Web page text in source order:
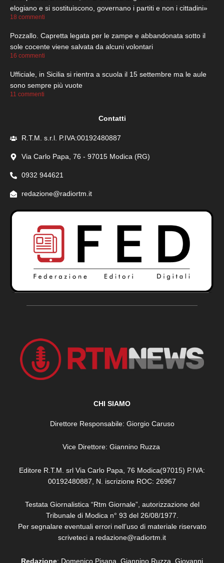
elogiano e si sostituiscono, governano i partiti e non i cittadini»
18 commenti
Pozzallo. Capretta legata per le zampe e abbandonata sotto il
sole cocente viene salvata da alcuni volontari
16 commenti
Ufficiale, in Sicilia si rientra a scuola il 15 settembre ma le aule
sono sempre più vuote
11 commenti
Contatti
R.T.M. s.r.l. P.IVA:00192480887
Via Carlo Papa, 76 - 97015 Modica (RG)
0932 944621
redazione@radiortm.it
CHI SIAMO
Direttore Responsabile: Giorgio Caruso
Vice Direttore: Giannino Ruzza
Editore R.T.M. srl Via Carlo Papa, 76 Modica(97015) P.IVA:
00192480887, N. iscrizione ROC: 26967
Testata Giornalistica “Rtm Giornale”, autorizzazione del
Tribunale di Modica n° 93 del 26/08/1977.
Per segnalare eventuali errori nell’uso di materiale riservato
scriveteci a redazione@radiortm.it
Redazione: Domenico Pisana, Giannino Ruzza, Giovanni